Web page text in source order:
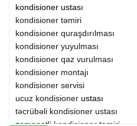
kondisioner ustası
kondisioner təmiri
kondisioner quraşdırılması
kondisioner yuyulması
kondisioner qaz vurulması
kondisioner montajı
kondisioner servisi
ucuz kondisioner ustası
təcrübəli kondisioner ustası